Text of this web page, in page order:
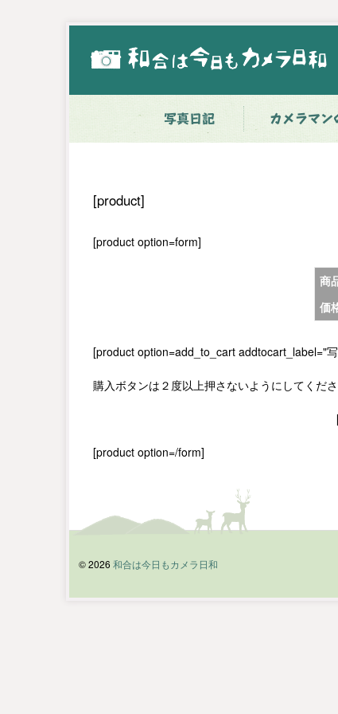
写真日記 カメラマン
[product]
[product option=form]
商
価
[product option=add_to_cart addtocart_label="
購入ボタンは２度以上押さないようにしてくださ
[product option=/form]
© 2026 和合は今日もカメラ日和